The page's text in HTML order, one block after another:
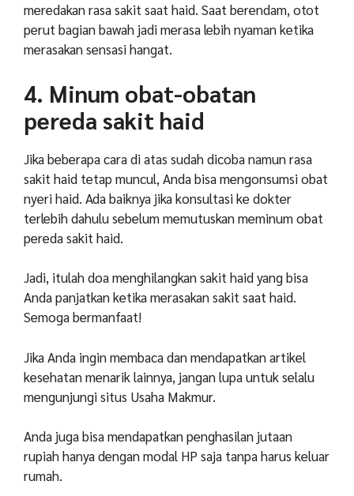
meredakan rasa sakit saat haid. Saat berendam, otot
perut bagian bawah jadi merasa lebih nyaman ketika
merasakan sensasi hangat.
4. Minum obat-obatan
pereda sakit haid
Jika beberapa cara di atas sudah dicoba namun rasa
sakit haid tetap muncul, Anda bisa mengonsumsi obat
nyeri haid. Ada baiknya jika konsultasi ke dokter
terlebih dahulu sebelum memutuskan meminum obat
pereda sakit haid.
Jadi, itulah doa menghilangkan sakit haid yang bisa
Anda panjatkan ketika merasakan sakit saat haid.
Semoga bermanfaat!
Jika Anda ingin membaca dan mendapatkan artikel
kesehatan menarik lainnya, jangan lupa untuk selalu
mengunjungi situs Usaha Makmur.
Anda juga bisa mendapatkan penghasilan jutaan
rupiah hanya dengan modal HP saja tanpa harus keluar
rumah.